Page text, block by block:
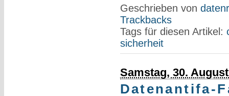
Geschrieben von
Trackbacks
Tags für diesen Artikel:
sicherheit
Samstag, 30.
Datenantifa-